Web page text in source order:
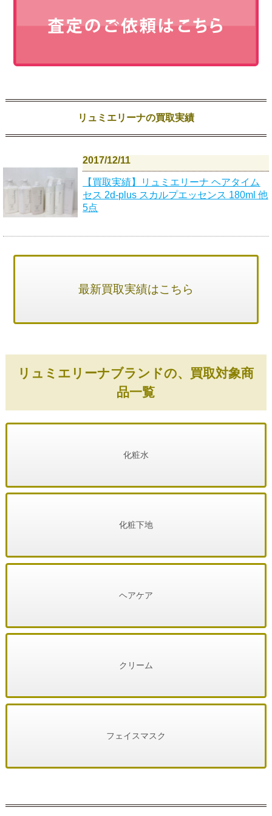
リュミエリーナの買取実績
2017/12/11
【買取実績】リュミエリーナ ヘアタイム
セス 2d-plus スカルプエッセンス 180ml 他
5点
最新買取実績はこちら
リュミエリーナブランドの、買取対象商
品一覧
化粧水
化粧下地
ヘアケア
クリーム
フェイスマスク